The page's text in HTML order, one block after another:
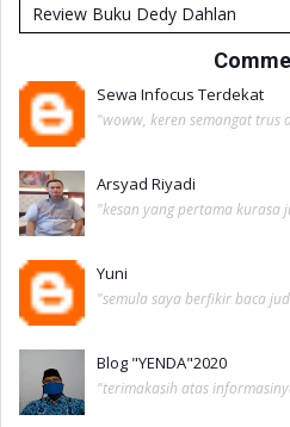
Review Buku Dedy Dahlan
Buku Good is not Enough
Siapa Bilang Gamers Tidak Bisa
Mengasah Paradigma
Melihat Aura Dalam Waktu 60
Teacherpreneur : Jurus Cerdas
Banyak Penghasilan
Sewa Infocus Terdekat
"woww, keren semangat trus
Arsyad Riyadi
"kesan yang pertama kurasa
Yuni
"semula saya berfikir baca
Blog "YENDA"2020
"terimakasih atas